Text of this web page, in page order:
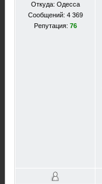
Откуда: Одесса
Сообщений: 4 369
Репутация: 76